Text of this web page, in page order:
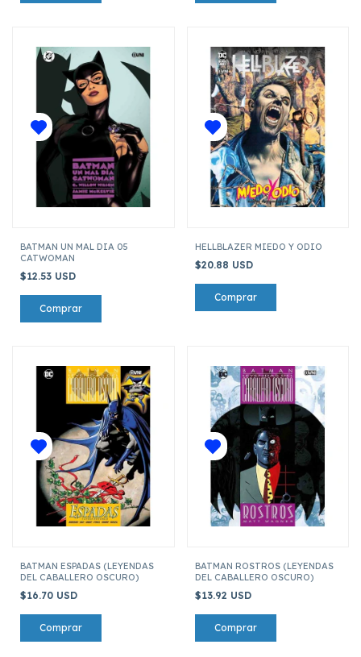
BATMAN UN MAL DIA 05
CATWOMAN
$12.53 USD
HELLBLAZER MIEDO Y ODIO
$20.88 USD
BATMAN ESPADAS (LEYENDAS
DEL CABALLERO OSCURO)
$16.70 USD
BATMAN ROSTROS (LEYENDAS
DEL CABALLERO OSCURO)
$13.92 USD